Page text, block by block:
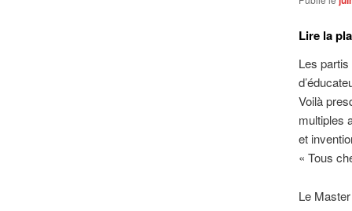
Lire la
Les partis
Voilà
multiples
et
« Tous
Le